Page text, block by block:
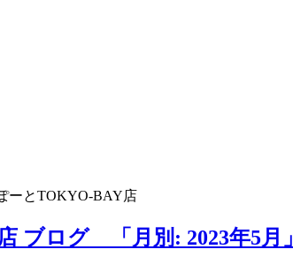
ーとTOKYO-BAY店
ブログ 「月別: 2023年5月」